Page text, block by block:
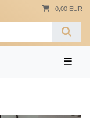
0,00 EUR
☰